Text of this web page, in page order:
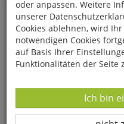
oder anpassen. Weitere
unserer
Cookies ablehnen, wird
notwendigen Cookies
auf Basis Ihrer
Funktionalitäten der Seite
Ich bin